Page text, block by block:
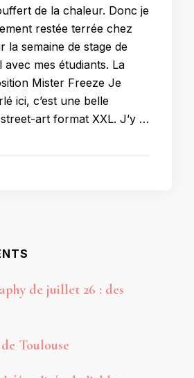
de la chaleur. Donc je
restée terrée chez
la semaine de stage de
mes étudiants. La
Mister Freeze Je
ici, c’est une belle
art format XXL. J’y …
de juillet 26 : des
Toulouse